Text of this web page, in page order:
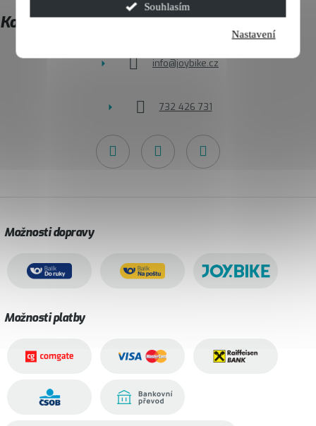
Souhlasím
Nastavení
t
í
Kontakt
info@joybike.cz
732 426 731
Možnosti dopravy
Možnosti platby